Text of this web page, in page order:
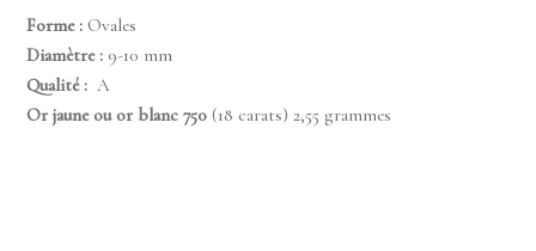
Forme : Ovales
Diamètre : 9-10 mm
Qualité : A
Or jaune ou or blanc 750 (18 carats) 2,55 grammes